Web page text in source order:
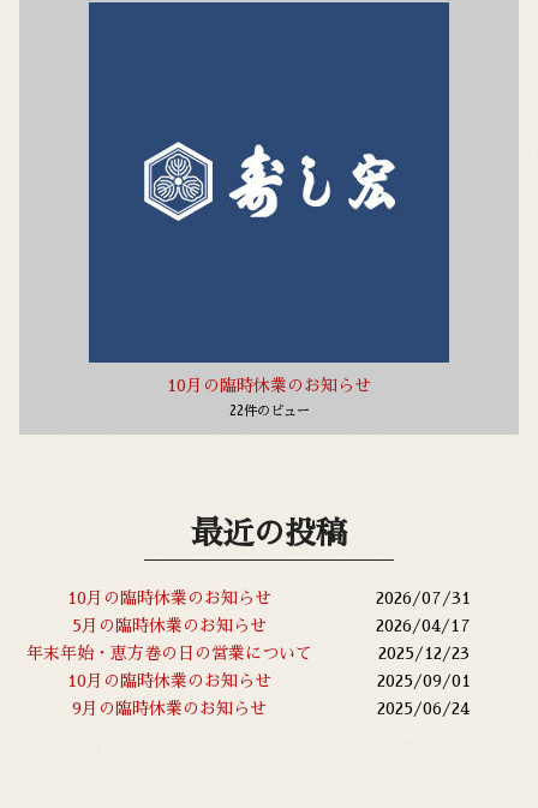
10月の臨時休業のお知らせ
22件のビュー
最近の投稿
10月の臨時休業のお知らせ
2026/07/31
5月の臨時休業のお知らせ
2026/04/17
年末年始・恵方巻の日の営業について
2025/12/23
10月の臨時休業のお知らせ
2025/09/01
9月の臨時休業のお知らせ
2025/06/24